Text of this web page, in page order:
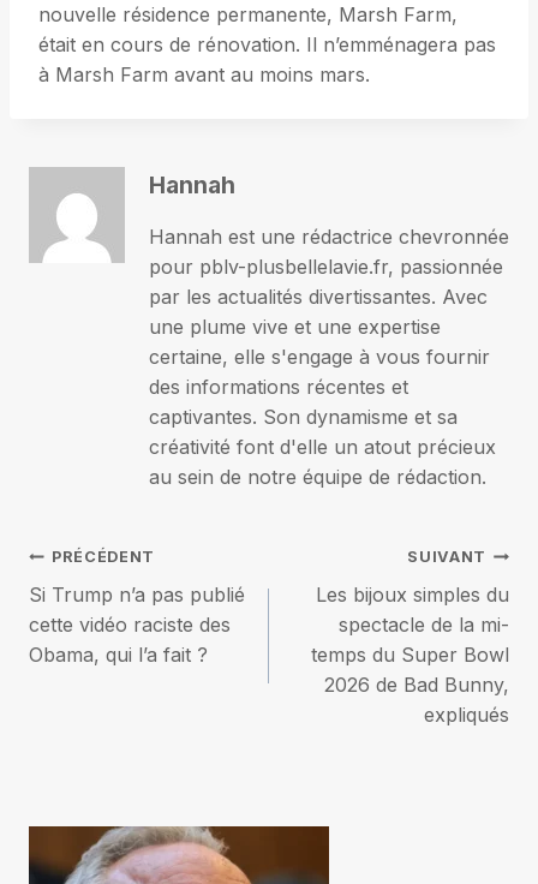
nouvelle résidence permanente, Marsh Farm,
était en cours de rénovation. Il n’emménagera pas
à Marsh Farm avant au moins mars.
Hannah
Hannah est une rédactrice chevronnée
pour pblv-plusbellelavie.fr, passionnée
par les actualités divertissantes. Avec
une plume vive et une expertise
certaine, elle s'engage à vous fournir
des informations récentes et
captivantes. Son dynamisme et sa
créativité font d'elle un atout précieux
au sein de notre équipe de rédaction.
Navigation
de
l’article
PRÉCÉDENT
Si Trump n’a pas publié
cette vidéo raciste des
Obama, qui l’a fait ?
SUIVANT
Les bijoux simples du
spectacle de la mi-
temps du Super Bowl
2026 de Bad Bunny,
expliqués